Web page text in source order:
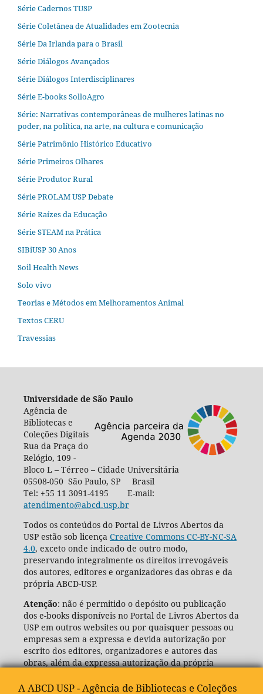
Série Cadernos TUSP
Série Coletânea de Atualidades em Zootecnia
Série Da Irlanda para o Brasil
Série Diálogos Avançados
Série Diálogos Interdisciplinares
Série E-books SolloAgro
Série: Narrativas contemporâneas de mulheres latinas no
poder, na política, na arte, na cultura e comunicação
Série Patrimônio Histórico Educativo
Série Primeiros Olhares
Série Produtor Rural
Série PROLAM USP Debate
Série Raízes da Educação
Série STEAM na Prática
SIBiUSP 30 Anos
Soil Health News
Solo vivo
Teorias e Métodos em Melhoramentos Animal
Textos CERU
Travessias
Universidade de São Paulo
Agência de
Bibliotecas e
Coleções Digitais
Rua da Praça do
Relógio, 109 -
Bloco L – Térreo – Cidade Universitária
05508-050 São Paulo, SP Brasil
Tel: +55 11 3091-4195 E-mail:
atendimento@abcd.usp.br
Todos os conteúdos do Portal de Livros Abertos da
USP estão sob licença Creative Commons CC-BY-NC-SA
4.0, exceto onde indicado de outro modo,
preservando integralmente os direitos irrevogáveis
dos autores, editores e organizadores das obras e da
própria ABCD-USP.
Atenção: não é permitido o depósito ou publicação
dos e-books disponíveis no Portal de Livros Abertos da
USP em outros websites ou por quaisquer pessoas ou
empresas sem a expressa e devida autorização por
escrito dos editores, organizadores e autores das
obras, além da expressa autorização da própria
(ABCD-USP).
A ABCD USP - Agência de Bibliotecas e Coleções